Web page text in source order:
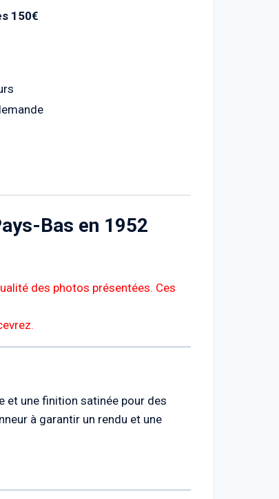
150€
Bas en 1952
des photos présentées. Ces
et une finition satinée pour des
à garantir un rendu et une